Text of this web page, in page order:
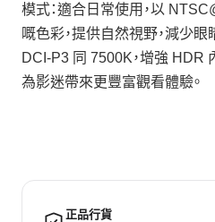
模式：適合日常使用，以
嘅色彩，提供自然視野，減少眼
DCI-P3 同 7500K，增強 HDR
為影迷帶來更豐富觀看體驗。
正品行貨